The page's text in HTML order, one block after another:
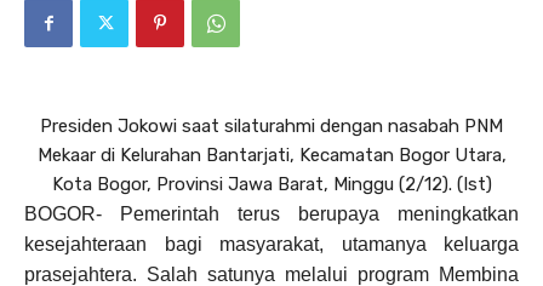
Presiden Jokowi saat silaturahmi dengan nasabah PNM
Mekaar di Kelurahan Bantarjati, Kecamatan Bogor Utara,
Kota Bogor, Provinsi Jawa Barat, Minggu (2/12). (Ist)
BOGOR- Pemerintah terus berupaya meningkatkan
kesejahteraan bagi masyarakat, utamanya keluarga
prasejahtera. Salah satunya melalui program Membina